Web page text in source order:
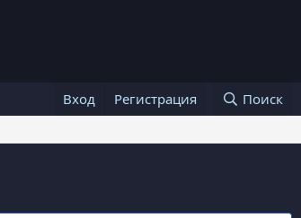
Вход Регистрация Поиск